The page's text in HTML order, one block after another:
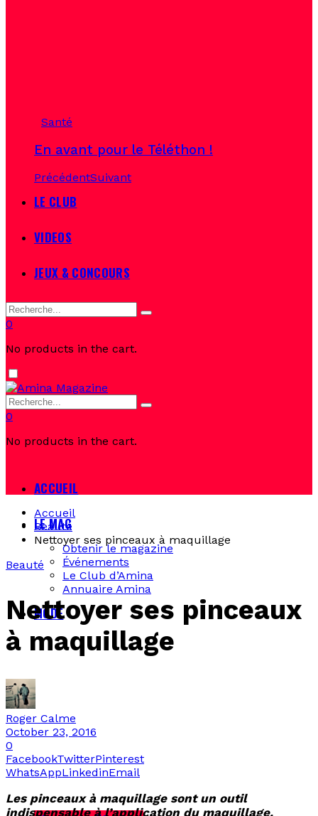
Santé
En avant pour le Téléthon !
PrécédentSuivant
LE CLUB
VIDEOS
JEUX & CONCOURS
0
No products in the cart.
Dark
mode
0
No products in the cart.
ACCUEIL
LE MAG
Obtenir le magazine
Événements
Le Club d’Amina
Annuaire Amina
MODE
Accueil
Beauté
Nettoyer ses pinceaux à maquillage
Beauté
Nettoyer ses pinceaux
à maquillage
Roger Calme
October 23, 2016
0
FacebookTwitterPinterest
WhatsAppLinkedinEmail
Les pinceaux à maquillage sont un outil
indispensable à l’application du maquillage.